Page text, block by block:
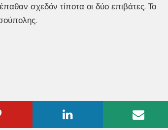
σχεδόν τίποτα οι δύο επιβάτες. Το
Pinterest Linkedin